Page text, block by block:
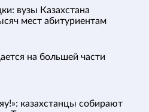
вузы Казахстана
мест абитуриентам
на большей части
казахстанцы собирают